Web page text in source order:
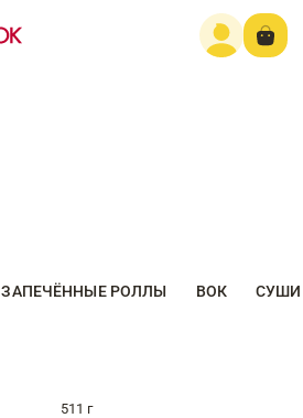
ЗАПЕЧЁННЫЕ РОЛЛЫ ВОК СУШИ
511 г